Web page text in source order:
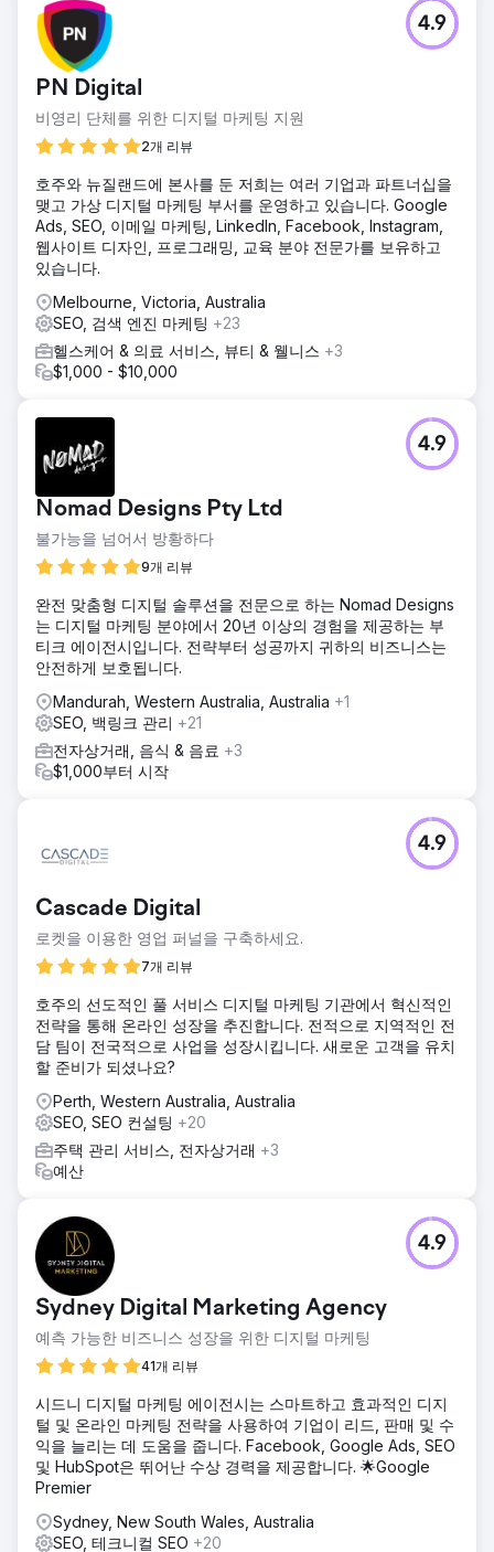
상승했습니다.
PN Digital
비영리 단체를 위한 디지털 마케팅 지원
2개 리뷰
4.9
호주와 뉴질랜드에 본사를 둔 저희는 여러 기업과 파트너십을
맺고 가상 디지털 마케팅 부서를 운영하고 있습니다. Google
Ads, SEO, 이메일 마케팅, LinkedIn, Facebook, Instagram,
웹사이트 디자인, 프로그래밍, 교육 분야 전문가를 보유하고
있습니다.
Melbourne, Victoria, Australia
SEO, 검색 엔진 마케팅 +23
헬스케어 & 의료 서비스, 뷰티 & 웰니스 +3
$1,000 - $10,000
Nomad Designs Pty Ltd
불가능을 넘어서 방황하다
9개 리뷰
4.9
완전 맞춤형 디지털 솔루션을 전문으로 하는 Nomad Designs
는 디지털 마케팅 분야에서 20년 이상의 경험을 제공하는 부
티크 에이전시입니다. 전략부터 성공까지 귀하의 비즈니스는
안전하게 보호됩니다.
Mandurah, Western Australia, Australia +1
SEO, 백링크 관리 +21
전자상거래, 음식 & 음료 +3
$1,000부터 시작
Cascade Digital
로켓을 이용한 영업 퍼널을 구축하세요.
7개 리뷰
4.9
호주의 선도적인 풀 서비스 디지털 마케팅 기관에서 혁신적인
전략을 통해 온라인 성장을 추진합니다. 전적으로 지역적인 전
담 팀이 전국적으로 사업을 성장시킵니다. 새로운 고객을 유치
할 준비가 되셨나요?
Perth, Western Australia, Australia
SEO, SEO 컨설팅 +20
주택 관리 서비스, 전자상거래 +3
예산
Sydney Digital Marketing Agency
예측 가능한 비즈니스 성장을 위한 디지털 마케팅
41개 리뷰
4.9
시드니 디지털 마케팅 에이전시는 스마트하고 효과적인 디지
털 및 온라인 마케팅 전략을 사용하여 기업이 리드, 판매 및 수
익을 늘리는 데 도움을 줍니다. Facebook, Google Ads, SEO
및 HubSpot은 뛰어난 수상 경력을 제공합니다. 🌟Google
Premier
Sydney, New South Wales, Australia
SEO, 테크니컬 SEO +20